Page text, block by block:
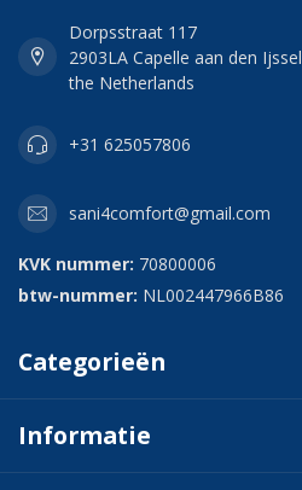
Dorpsstraat 117
2903LA Capelle aan den Ijssel
the Netherlands
+31 625057806
sani4comfort@gmail.com
KVK nummer: 70800006
btw-nummer: NL002447966B86
Categorieën
Informatie